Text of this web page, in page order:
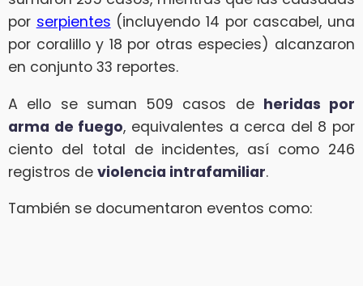
por serpientes (incluyendo 14 por cascabel, una
por coralillo y 18 por otras especies) alcanzaron
en conjunto 33 reportes.
A ello se suman 509 casos de heridas por
arma de fuego, equivalentes a cerca del 8 por
ciento del total de incidentes, así como 246
registros de violencia intrafamiliar.
También se documentaron eventos como: